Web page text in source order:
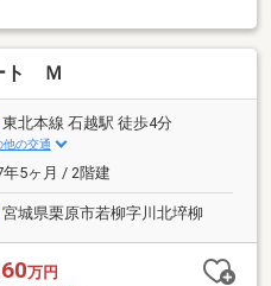
ト Ｍ
東北本線 石越駅 徒歩4分
他の交通
年5ヶ月 / 2階建
宮城県栗原市若柳字川北埣柳
万円